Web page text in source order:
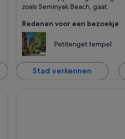
zoals Seminyak Beach, gaat.
Redenen voor een bezoekje
Petitenget tempel
Stad verkennen